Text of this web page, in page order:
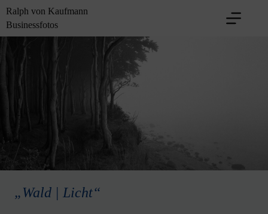
Inhalt
springen
Ralph von Kaufmann
Businessfotos
„Wald | Licht“